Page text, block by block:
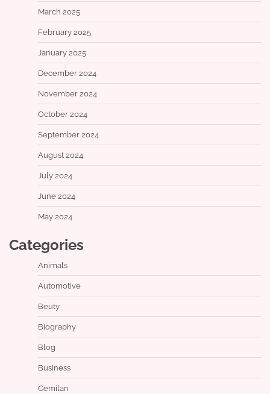
March 2025
February 2025
January 2025
December 2024
November 2024
October 2024
September 2024
August 2024
July 2024
June 2024
May 2024
Categories
Animals
Automotive
Beuty
Biography
Blog
Business
Cemilan